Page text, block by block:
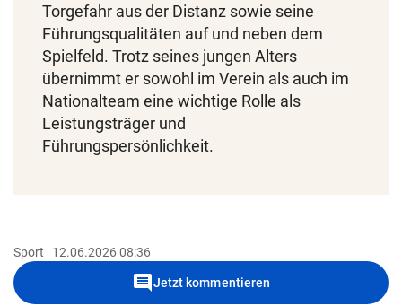
Torgefahr aus der Distanz sowie seine
Führungsqualitäten auf und neben dem
Spielfeld. Trotz seines jungen Alters
übernimmt er sowohl im Verein als auch im
Nationalteam eine wichtige Rolle als
Leistungsträger und
Führungspersönlichkeit.
Sport 12.06.2026 08:36
commentJetzt kommentieren